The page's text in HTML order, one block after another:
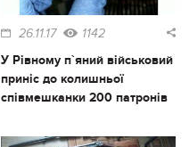
26.11.17 1142
У Рівному п`яний військовий
приніс до колишньої
співмешканки 200 патронів